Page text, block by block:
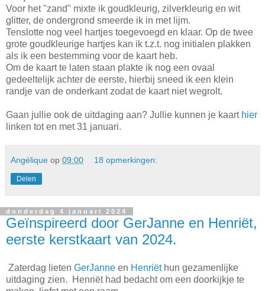
Voor het "zand" mixte ik goudkleurig, zilverkleurig en wit
glitter, de ondergrond smeerde ik in met lijm.
Tenslotte nog veel hartjes toegevoegd en klaar. Op de twee
grote goudkleurige hartjes kan ik t.z.t. nog initialen plakken
als ik een bestemming voor de kaart heb.
Om de kaart te laten staan plakte ik nog een ovaal
gedeeltelijk achter de eerste, hierbij sneed ik een klein
randje van de onderkant zodat de kaart niet wegrolt.
Gaan jullie ook de uitdaging aan? Jullie kunnen je kaart hier
linken tot en met 31 januari.
Angélique op 09:00 18 opmerkingen:
Delen
donderdag 4 januari 2024
Geïnspireerd door GerJanne en Henriët,
eerste kerstkaart van 2024.
Zaterdag lieten GerJanne en Henriëthun gezamenlijke
uitdaging zien. Henriët had bedacht om een doorkijkje te